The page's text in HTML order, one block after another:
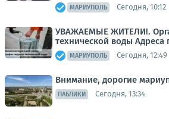
МАРИУПОЛЬ Сегодня, 10:12
УВАЖАЕМЫЕ ЖИТЕЛИ!.
технической воды Адреса
МАРИУПОЛЬ Сегодня, 12:49
Внимание, дорогие
ПАБЛИКИ Сегодня, 13:34